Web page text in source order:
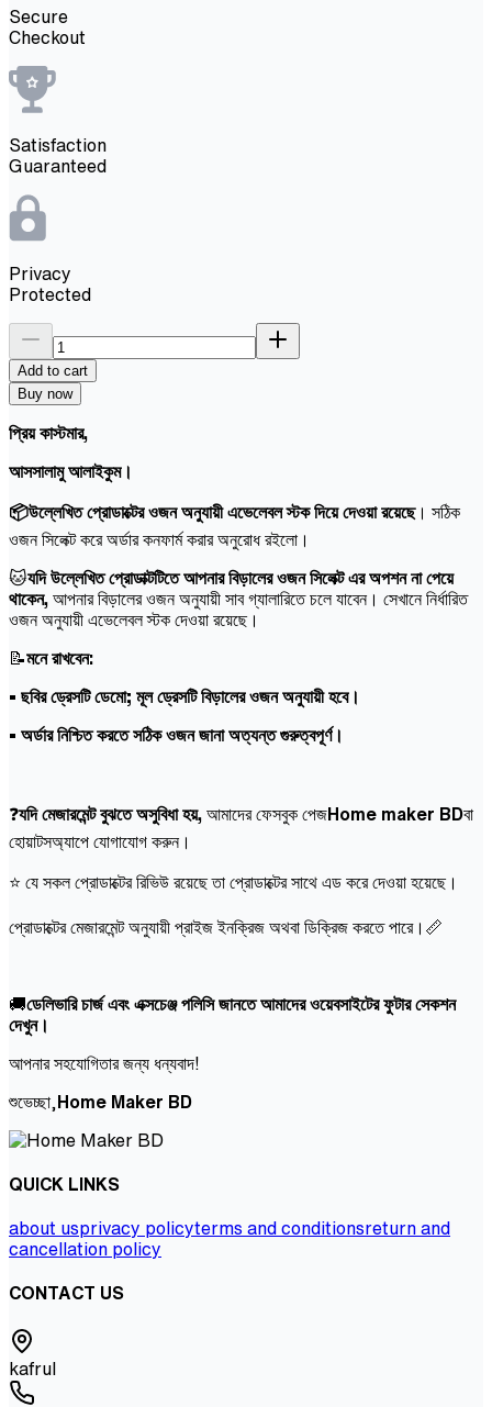
Secure
Checkout
Satisfaction
Guaranteed
Privacy
Protected
Add to cart
Buy now
প্রিয় কাস্টমার,
আসসালামু আলাইকুম।
📦উল্লেখিত প্রোডাক্টের ওজন অনুযায়ী এভেলেবল স্টক দিয়ে দেওয়া রয়েছে। সঠিক
ওজন সিলেক্ট করে অর্ডার কনফার্ম করার অনুরোধ রইলো।
🐱যদি উল্লেখিত প্রোডাক্টটিতে আপনার বিড়ালের ওজন সিলেক্ট এর অপশন না পেয়ে
থাকেন, আপনার বিড়ালের ওজন অনুযায়ী সাব গ্যালারিতে চলে যাবেন। সেখানে নির্ধারিত
ওজন অনুযায়ী এভেলেবল স্টক দেওয়া রয়েছে।
📝মনে রাখবেন:
• ছবির ড্রেসটি ডেমো; মূল ড্রেসটি বিড়ালের ওজন অনুযায়ী হবে।
• অর্ডার নিশ্চিত করতে সঠিক ওজন জানা অত্যন্ত গুরুত্বপূর্ণ।
❓যদি মেজারমেন্ট বুঝতে অসুবিধা হয়, আমাদের ফেসবুক পেজHome maker BDবা
হোয়াটসঅ্যাপে যোগাযোগ করুন।
⭐ যে সকল প্রোডাক্টের রিভিউ রয়েছে তা প্রোডাক্টের সাথে এড করে দেওয়া হয়েছে।
প্রোডাক্টের মেজারমেন্ট অনুযায়ী প্রাইজ ইনক্রিজ অথবা ডিক্রিজ করতে পারে।📏
🚚ডেলিভারি চার্জ এবং এক্সচেঞ্জ পলিসি জানতে আমাদের ওয়েবসাইটের ফুটার সেকশন
দেখুন।
আপনার সহযোগিতার জন্য ধন্যবাদ!
শুভেচ্ছা, Home Maker BD
QUICK LINKS
about usprivacy policyterms and conditionsreturn and
cancellation policy
CONTACT US
kafrul